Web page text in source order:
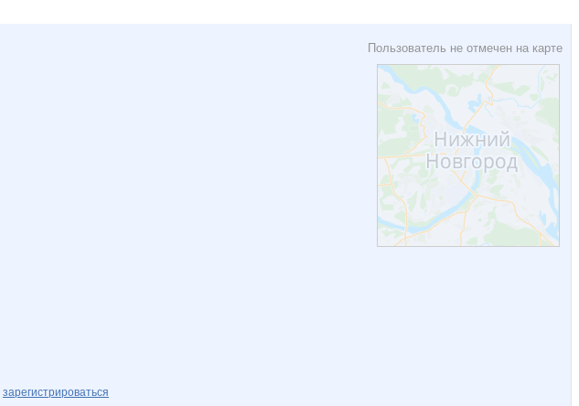
Пользователь не отмечен на карте
зарегистрироваться